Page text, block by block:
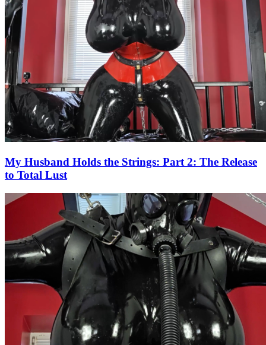
My Husband Holds the Strings: Part 2: The Release
to Total Lust